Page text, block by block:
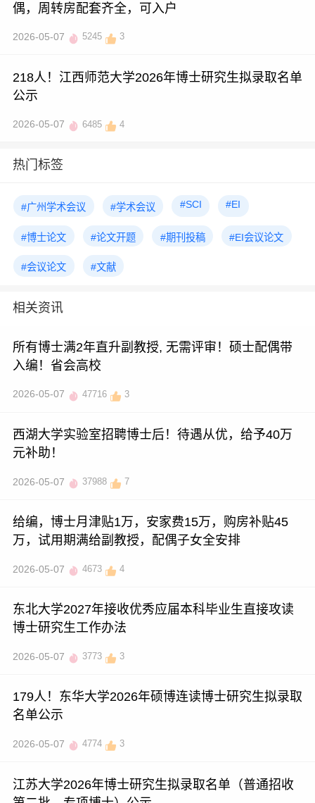
偶，周转房配套齐全，可入户
2026-05-07 5245 3
218人！江西师范大学2026年博士研究生拟录取名单
公示
2026-05-07 6485 4
热门标签
#广州学术会议 #学术会议 #SCI #EI
#博士论文 #论文开题 #期刊投稿 #EI会议论文
#会议论文 #文献
相关资讯
所有博士满2年直升副教授, 无需评审！硕士配偶带
入编！省会高校
2026-05-07 47716 3
西湖大学实验室招聘博士后！待遇从优，给予40万
元补助！
2026-05-07 37988 7
给编，博士月津贴1万，安家费15万，购房补贴45
万，试用期满给副教授，配偶子女全安排
2026-05-07 4673 4
东北大学2027年接收优秀应届本科毕业生直接攻读
博士研究生工作办法
2026-05-07 3773 3
179人！东华大学2026年硕博连读博士研究生拟录取
名单公示
2026-05-07 4774 3
江苏大学2026年博士研究生拟录取名单（普通招收